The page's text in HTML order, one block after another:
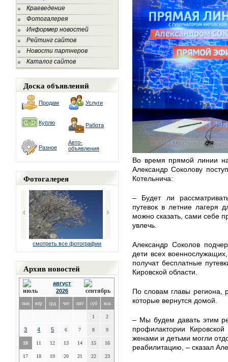
Краеведение
Фотогалерея
Информер новостей
Рейтинг сайтов
Новости партнеров
Каталог сайтов
Доска объявлений
Продам Услуги
Куплю Работа
Разное
Авто-
объявления
Фотогалерея
смотреть все фотографии
Архив новостей
август
2026
пон втр срд чет пят суб вск
1 2
3 4 5 6 7 8 9
10 11 12 13 14 15 16
17 18 19 20 21 22 23
Во время прямой линии
Александр Соколову
Котельнича:
– Будет ли
путевок в летние лагеря
можно сказать, сами себе
увлечь.
Александр Соколов
дети всех
получат бесплатные
Кировской области.
По словам главы региона,
которые вернутся домой.
– Мы будем давать этим
профилактории
женами и детьми могли
реабилитацию, – сказал